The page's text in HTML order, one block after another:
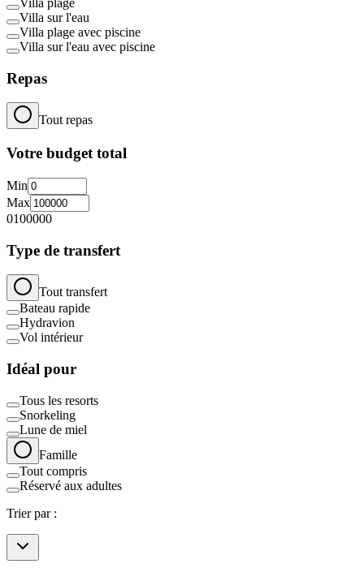
Villa plage
Villa sur l'eau
Villa plage avec piscine
Villa sur l'eau avec piscine
Repas
Tout repas
Votre budget total
Min
Max
0100000
Type de transfert
Tout transfert
Bateau rapide
Hydravion
Vol intérieur
Idéal pour
Tous les resorts
Snorkeling
Lune de miel
Famille
Tout compris
Réservé aux adultes
Trier par :